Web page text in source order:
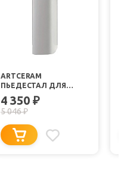
ARTCERAM
ПЬЕДЕСТАЛ ДЛЯ
РАКОВИНЫ TEN TEC003
4 350 ₽
5 046₽